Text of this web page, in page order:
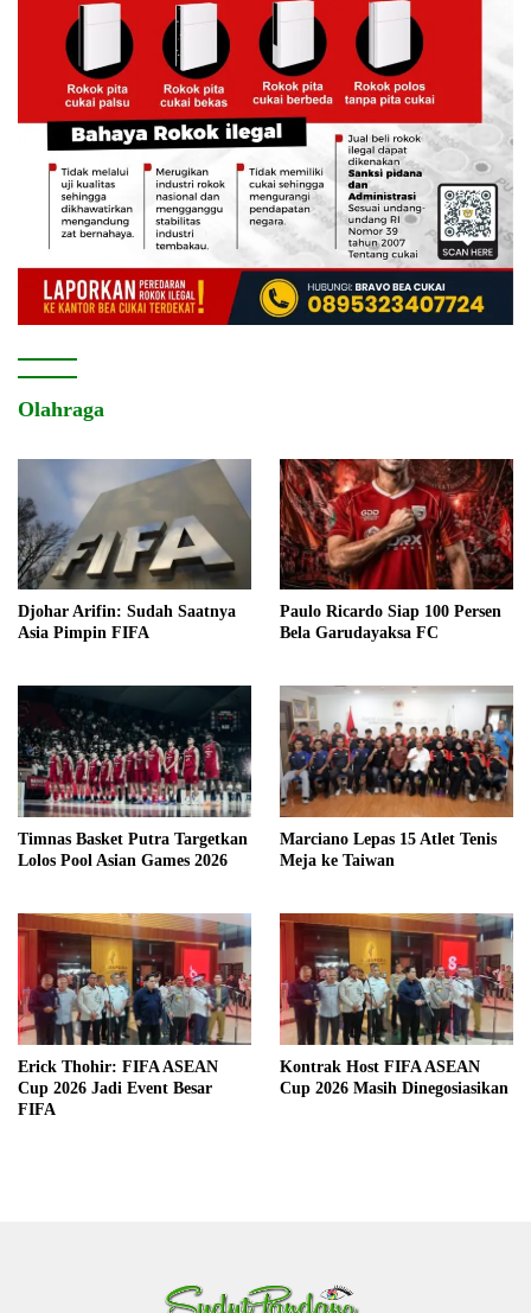
Olahraga
Djohar Arifin: Sudah Saatnya
Asia Pimpin FIFA
Paulo Ricardo Siap 100 Persen
Bela Garudayaksa FC
Timnas Basket Putra Targetkan
Lolos Pool Asian Games 2026
Marciano Lepas 15 Atlet Tenis
Meja ke Taiwan
Erick Thohir: FIFA ASEAN
Cup 2026 Jadi Event Besar
FIFA
Kontrak Host FIFA ASEAN
Cup 2026 Masih Dinegosiasikan